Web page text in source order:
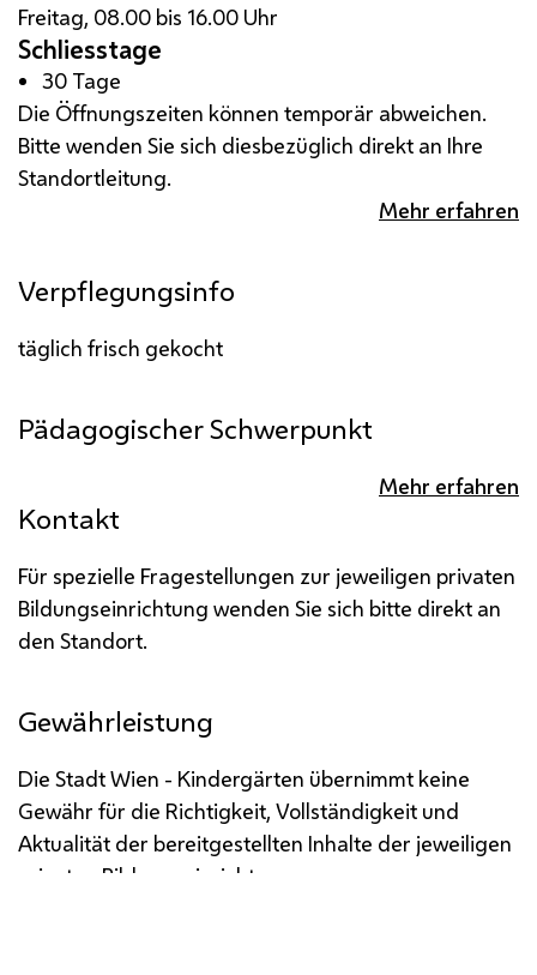
Freitag, 08.00 bis 16.00 Uhr
Schliesstage
30 Tage
Die Öffnungszeiten können temporär abweichen.
Bitte wenden Sie sich diesbezüglich direkt an Ihre
Standortleitung.
Mehr erfahren
Verpflegungsinfo
täglich frisch gekocht
Pädagogischer Schwerpunkt
Mehr erfahren
Kontakt
Für spezielle Fragestellungen zur jeweiligen privaten
Bildungseinrichtung wenden Sie sich bitte direkt an
den Standort.
Gewährleistung
Die Stadt Wien - Kindergärten übernimmt keine
Gewähr für die Richtigkeit, Vollständigkeit und
Aktualität der bereitgestellten Inhalte der jeweiligen
privaten Bildungseinrichtung.